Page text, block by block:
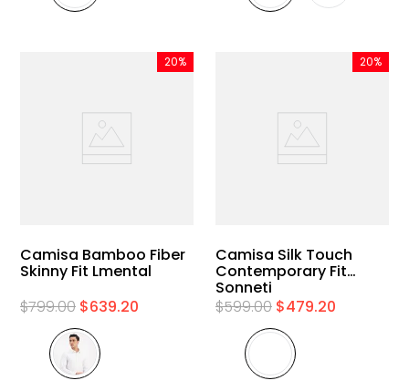
20%
Camisa Bamboo Fiber
Skinny Fit Lmental
$799.00 $639.20
20%
Camisa Silk Touch
Contemporary Fit
Sonneti
$599.00 $479.20